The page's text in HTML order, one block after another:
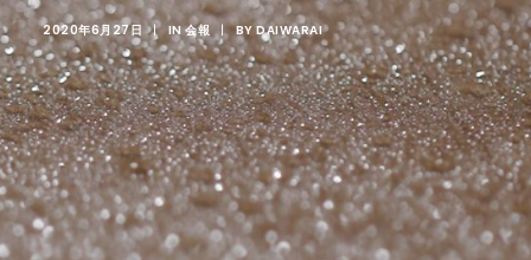
2020年6月27日 | IN会報 | BYDAIWARAI